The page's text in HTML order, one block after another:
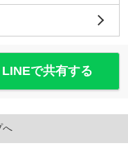
LINEで共有する
へ